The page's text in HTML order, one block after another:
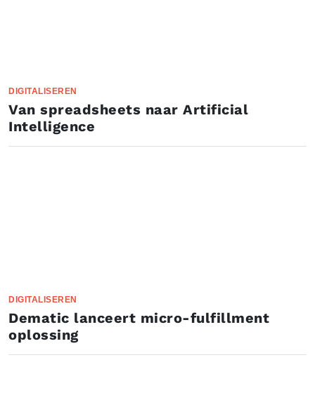
DIGITALISEREN
Van spreadsheets naar Artificial
Intelligence
DIGITALISEREN
​Dematic lanceert micro-fulfillment
oplossing